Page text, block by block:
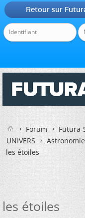
Retour sur
Forum
Futura-
UNIVERS
les étoiles
les étoiles